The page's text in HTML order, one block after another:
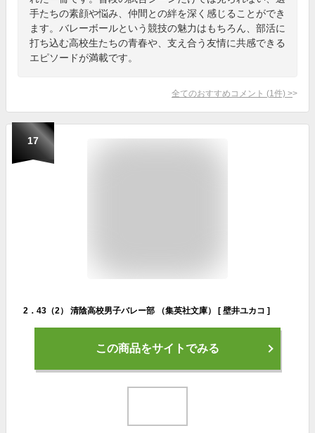
手たちの素顔や悩み、仲間との絆を深く感じることができ
ます。バレーボールという競技の魅力はもちろん、部活に
打ち込む高校生たちの青春や、支え合う友情に共感できる
エピソードが満載です。
全てのおすすめコメント (1 件) >
17
2．43（2） 清陰高校男子バレー部 （集英社文庫） [ 壁井ユカコ ]
この商品をサイトでみる